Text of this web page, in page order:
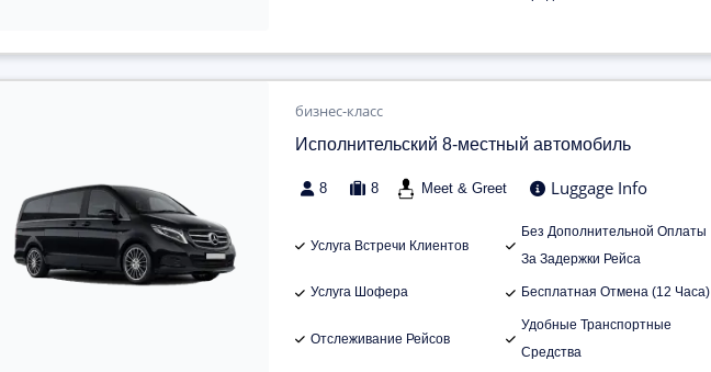
бизнес-класс
Исполнительский 8-местный автомобиль
8 8 Meet & Greet Luggage Info
Услуга Встречи Клиентов
Без Дополнительной Оплаты
За Задержки Рейса
Услуга Шофера Бесплатная Отмена (12 Часа)
Отслеживание Рейсов
Удобные Транспортные
Средства